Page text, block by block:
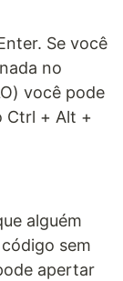
Se você
no
você pode
Ctrl + Alt +
alguém
sem
apertar